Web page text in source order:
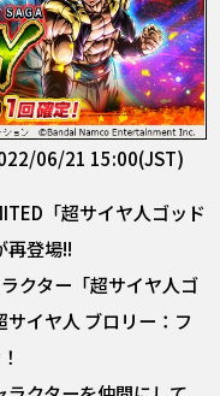
06/21 15:00(JST)
「超サイヤ人ゴッド
再登場!!
クター「超サイヤ人ゴ
イヤ人 ブロリー：フ